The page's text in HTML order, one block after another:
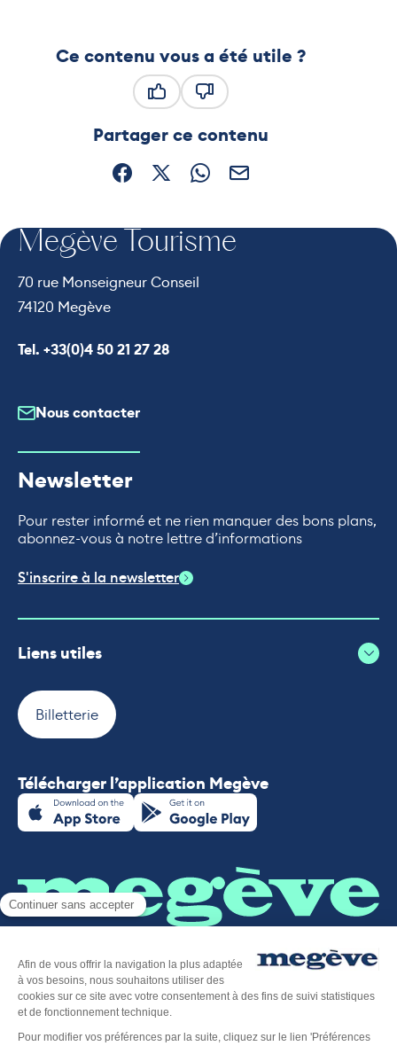
Ce contenu vous a été utile ?
Partager ce contenu
Partager sur Facebook (nouvelle fenêtre)
Partager sur X / Twitter (nouvelle
Partager sur WhatsApp
Partager par mail
Megève Tourisme
70 rue Monseigneur Conseil
74120 Megève
Appeler le
Tel. +33(0)4 50 21 27 28
Nous contacter
Newsletter
Pour rester informé et ne rien manquer des bons plans,
abonnez-vous à notre lettre d’informations
S'inscrire à la newsletter
Liens utiles
Billetterie
Télécharger l’application Megève
Plan du site -Mentions légales-
Politique de confidentialité-Déclaration d’accessibilité
Megève tourisme
Made with